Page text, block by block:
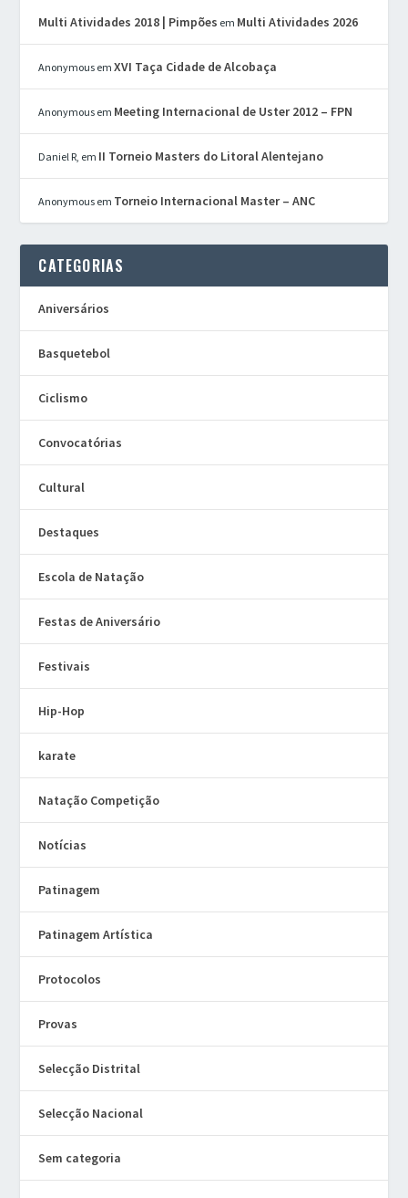
Multi Atividades 2018 | Pimpões em Multi Atividades 2026
Anonymous emXVI Taça Cidade de Alcobaça
Anonymous em Meeting Internacional de Uster 2012 – FPN
Daniel R, em II Torneio Masters do Litoral Alentejano
Anonymous em Torneio Internacional Master – ANC
CATEGORIAS
Aniversários
Basquetebol
Ciclismo
Convocatórias
Cultural
Destaques
Escola de Natação
Festas de Aniversário
Festivais
Hip-Hop
karate
Natação Competição
Notícias
Patinagem
Patinagem Artística
Protocolos
Provas
Selecção Distrital
Selecção Nacional
Sem categoria